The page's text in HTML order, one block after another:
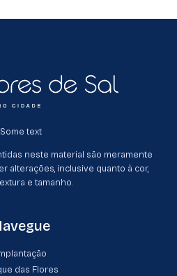
Some text
neste material são meramente
alterações, inclusive quanto à cor,
e tamanho.
das Flores